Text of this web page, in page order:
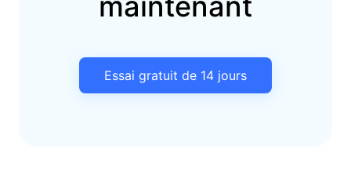
Essai gratuit de 14 jours